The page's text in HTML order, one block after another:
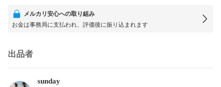
メルカリ安心への取り組み
お金は事務局に支払われ、評価後に振り込まれます
出品者
sunday